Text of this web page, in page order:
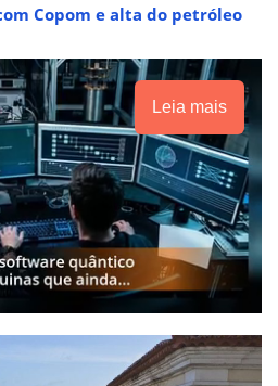
Copom e alta do petróleo
Leia mais